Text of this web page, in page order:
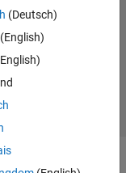
(Deutsch)
(English)